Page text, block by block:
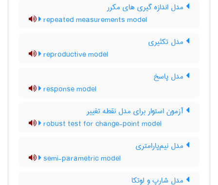
مدل اندازه گیری های مکرر
repeated measurements model
مدل تکثیری
reproductive model
مدل پاسخ
response model
آزمون استوار برای مدل نقطه تغییر
robust test for change-point model
مدل نیم‌پارامتری
semi-parametric model
مدل شارپ و لوتکا